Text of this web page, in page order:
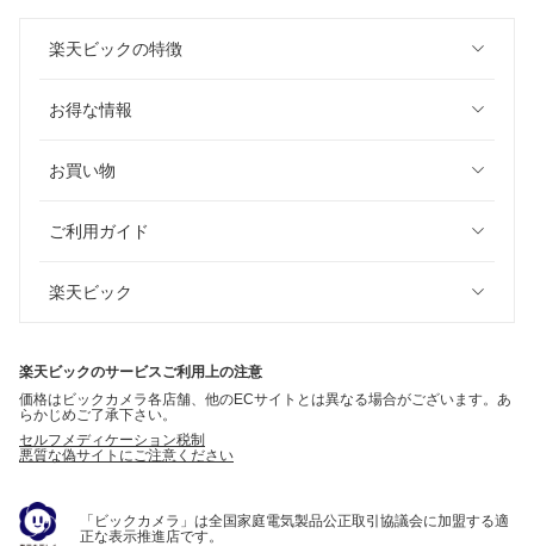
楽天ビックの特徴
お得な情報
お買い物
ご利用ガイド
楽天ビック
楽天ビックのサービスご利用上の注意
価格はビックカメラ各店舗、他のECサイトとは異なる場合がございます。あ
らかじめご了承下さい。
セルフメディケーション税制
悪質な偽サイトにご注意ください
「ビックカメラ」は全国家庭電気製品公正取引協議会に加盟する適
正な表示推進店です。